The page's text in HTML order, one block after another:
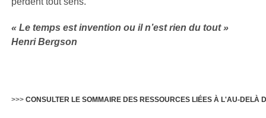
« Le temps est invention ou il n’est rien du tout »
Henri Bergson
>>> CONSULTER LE SOMMAIRE DES RESSOURCES LIÉES À L'AU-DELÀ